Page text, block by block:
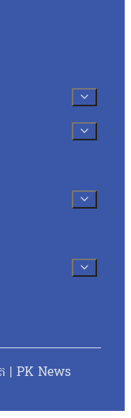
| PK News